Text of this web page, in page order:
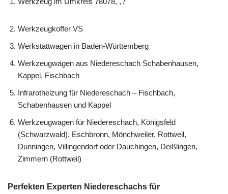
Werkzeugkoffer VS
Werkstattwagen in Baden-Württemberg
Werkzeugwägen aus Niedereschach Schabenhausen,
Kappel, Fischbach
Infrarotheizung für Niedereschach – Fischbach,
Schabenhausen und Kappel
Werkzeugwagen für Niedereschach, Königsfeld
(Schwarzwald), Eschbronn, Mönchweiler, Rottweil,
Dunningen, Villingendorf oder Dauchingen, Deißlingen,
Zimmern (Rottweil)
Perfekten Experten Niedereschachs für